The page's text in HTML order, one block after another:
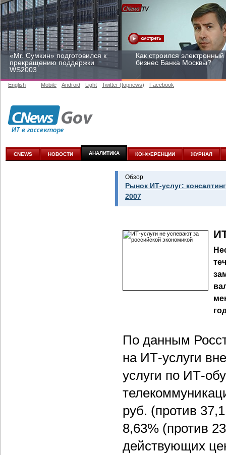
«Mr. Сумкин» подготовился к
прекращению поддержки
WS2003
Как строился электронный
бизнес Банка Москвы?
Заоблачная оптимизация:
к аналитике
участвовать
English Mobile Android Light Twitter (topnews) Facebook
CNEWS НОВОСТИ АНАЛИТИКА КОНФЕРЕНЦИИ ЖУРНАЛ
Обзор
Рынок ИТ-услуг:
2007
По данным
на ИТ-услуги
услуги по ИТ-
руб. (против
8,63% (против
действующих